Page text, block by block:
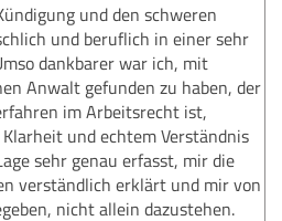
und den schweren
und beruflich in einer sehr
dankbarer war ich, mit
Anwalt gefunden zu haben, der
im Arbeitsrecht ist,
und echtem Verständnis
sehr genau erfasst, mir die
verständlich erklärt und mir von
nicht allein dazustehen.